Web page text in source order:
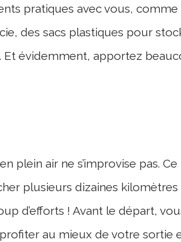
pratiques avec vous,
des sacs plastiques pour
évidemment, apportez
plein air ne s’improvise pas.
plusieurs dizaines kilomètres
d’efforts ! Avant le départ,
au mieux de votre sortie